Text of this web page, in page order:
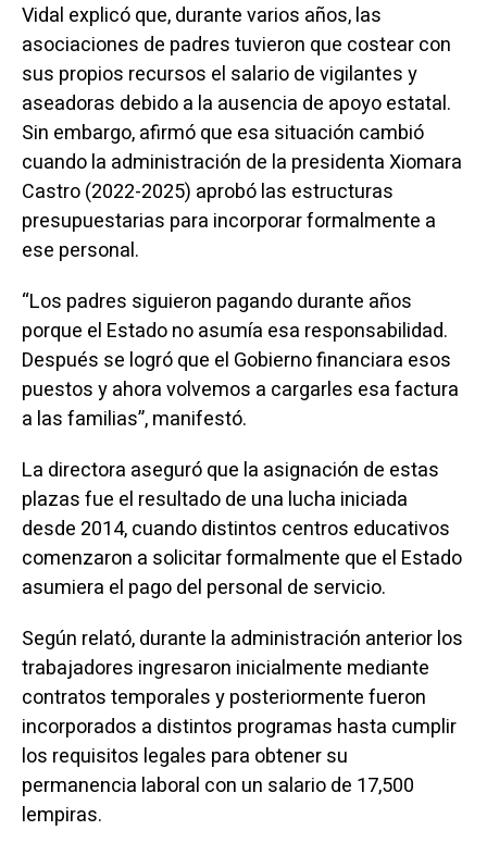
Vidal explicó que, durante varios años, las
asociaciones de padres tuvieron que costear con
sus propios recursos el salario de vigilantes y
aseadoras debido a la ausencia de apoyo estatal.
Sin embargo, afirmó que esa situación cambió
cuando la administración de la presidenta Xiomara
Castro (2022-2025) aprobó las estructuras
presupuestarias para incorporar formalmente a
ese personal.
“Los padres siguieron pagando durante años
porque el Estado no asumía esa responsabilidad.
Después se logró que el Gobierno financiara esos
puestos y ahora volvemos a cargarles esa factura
a las familias”, manifestó.
La directora aseguró que la asignación de estas
plazas fue el resultado de una lucha iniciada
desde 2014, cuando distintos centros educativos
comenzaron a solicitar formalmente que el Estado
asumiera el pago del personal de servicio.
Según relató, durante la administración anterior los
trabajadores ingresaron inicialmente mediante
contratos temporales y posteriormente fueron
incorporados a distintos programas hasta cumplir
los requisitos legales para obtener su
permanencia laboral con un salario de 17,500
lempiras.